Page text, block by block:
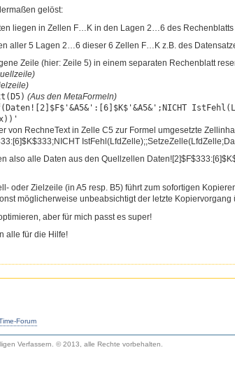
gelöst:
liegen in Zellen F…K in den Lagen 2…6 des Rechenblatts
aller 5 Lagen 2…6 dieser 6 Zellen F…K z.B. des
Zeile (hier: Zeile 5) in einem separaten Rechenblatt
(Aus den MetaFormeln)
[6]$K$'&A5&';NICHT
von RechneText in Zelle C5 zur Formel umgesetzte
$333;NICHT IstFehl(LfdZelle);;SetzeZelle(
also alle Daten aus den Quellzellen
oder Zielzeile (in A5 resp. B5) führt zum sofortigen
möglicherweise unbeabsichtigt der letzte Kopiervorgang
aber für mich passt es super!
alle für die Hilfe!
Forum
Verfassern. © 2013, alle Rechte vorbehalten.